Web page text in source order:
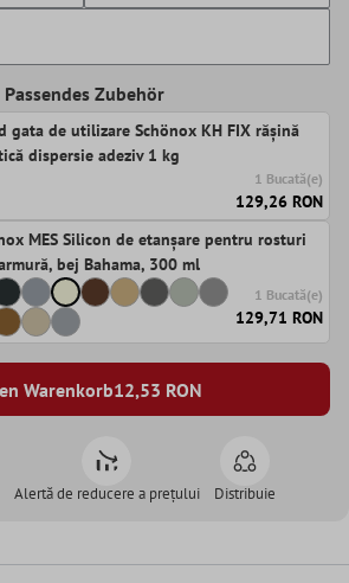
Passendes Zubehör
gata de utilizare Schönox KH FIX rășină
dispersie adeziv 1 kg
1 Bucată(e)
129,26 RON
MES Silicon de etanșare pentru rosturi
bej Bahama, 300 ml
1 Bucată(e)
129,71 RON
Warenkorb12,53 RON
Alertă de reducere a prețului Distribuie